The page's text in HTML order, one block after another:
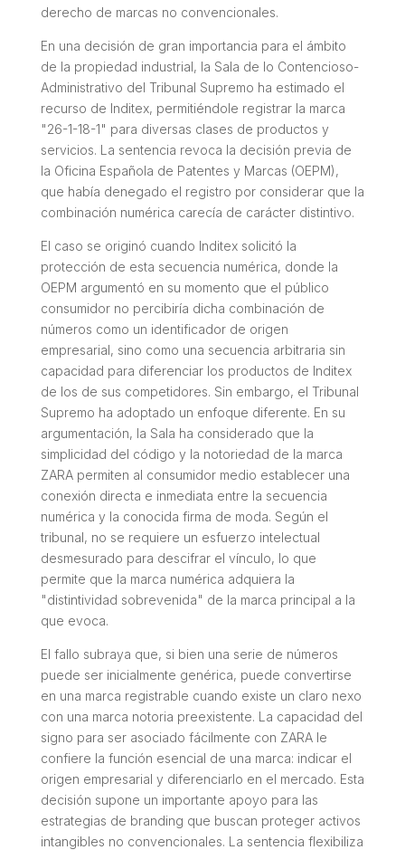
derecho de marcas no convencionales.
En una decisión de gran importancia para el ámbito
de la propiedad industrial, la Sala de lo Contencioso-
Administrativo del Tribunal Supremo ha estimado el
recurso de Inditex, permitiéndole registrar la marca
"26-1-18-1" para diversas clases de productos y
servicios. La sentencia revoca la decisión previa de
la Oficina Española de Patentes y Marcas (OEPM),
que había denegado el registro por considerar que la
combinación numérica carecía de carácter distintivo.
El caso se originó cuando Inditex solicitó la
protección de esta secuencia numérica, donde la
OEPM argumentó en su momento que el público
consumidor no percibiría dicha combinación de
números como un identificador de origen
empresarial, sino como una secuencia arbitraria sin
capacidad para diferenciar los productos de Inditex
de los de sus competidores. Sin embargo, el Tribunal
Supremo ha adoptado un enfoque diferente. En su
argumentación, la Sala ha considerado que la
simplicidad del código y la notoriedad de la marca
ZARA permiten al consumidor medio establecer una
conexión directa e inmediata entre la secuencia
numérica y la conocida firma de moda. Según el
tribunal, no se requiere un esfuerzo intelectual
desmesurado para descifrar el vínculo, lo que
permite que la marca numérica adquiera la
"distintividad sobrevenida" de la marca principal a la
que evoca.
El fallo subraya que, si bien una serie de números
puede ser inicialmente genérica, puede convertirse
en una marca registrable cuando existe un claro nexo
con una marca notoria preexistente. La capacidad del
signo para ser asociado fácilmente con ZARA le
confiere la función esencial de una marca: indicar el
origen empresarial y diferenciarlo en el mercado. Esta
decisión supone un importante apoyo para las
estrategias de branding que buscan proteger activos
intangibles no convencionales. La sentencia flexibiliza